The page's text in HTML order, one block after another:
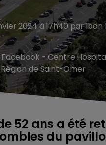
2024 à 17h40 par Iban
Facebook - Centre
Région de Saint-Omer
52 ans a été
du